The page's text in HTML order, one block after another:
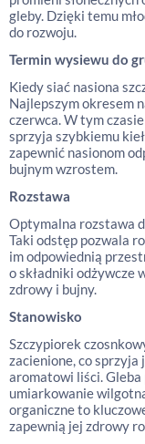
gleby. Dzięki temu
do rozwoju.
Termin wysiewu do
Kiedy siać nasiona
Najlepszym okresem
czerwca. W tym
sprzyja szybkiemu
zapewnić nasionom
bujnym wzrostem.
Rozstawa
Optymalna rozstawa
Taki odstęp pozwala
im odpowiednią
o składniki odżywcze
zdrowy i bujny.
Stanowisko
Szczypiorek
zacienione, co
aromatowi liści. Gleba
umiarkowanie
organiczne to
zapewnią jej zdrowy